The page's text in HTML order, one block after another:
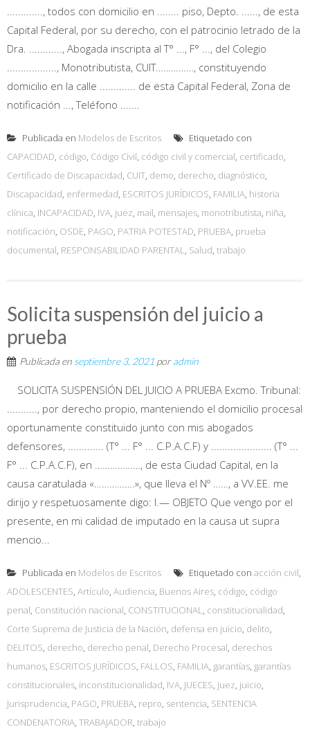
............., todos con domicilio en ........ piso, Depto. ......, de esta
Capital Federal, por su derecho, con el patrocinio letrado de la
Dra. ............, Abogada inscripta al T° ..., F° ..., del Colegio
.................., Monotributista, CUIT……………, constituyendo
domicilio en la calle ............. de esta Capital Federal, Zona de
notificación ..., Teléfono .......
Publicada en Modelos de Escritos
Etiquetado con
CAPACIDAD, código, Código Civil, código civil y comercial, certificado,
Certificado de Discapacidad, CUIT, demo, derecho, diagnóstico,
Discapacidad, enfermedad, ESCRITOS JURÍDICOS, FAMILIA, historia
clínica, INCAPACIDAD, IVA, juez, mail, mensajes, monotributista, niña,
notificación, OSDE, PAGO, PATRIA POTESTAD, PRUEBA, prueba
documental, RESPONSABILIDAD PARENTAL, Salud, trabajo
Solicita suspensión del juicio a
prueba
Publicada en septiembre 3, 2021 poradmin
SOLICITA SUSPENSIÓN DEL JUICIO A PRUEBA Excmo. Tribunal:
..........., por derecho propio, manteniendo el domicilio procesal
oportunamente constituido junto con mis abogados
defensores, ............. (T° ... F° ... C.P.A.C.F) y ...................... (T° ...
F° ... C.P.A.C.F), en ………………, de esta Ciudad Capital, en la
causa caratulada «…………….», que lleva el Nº ……, a VV.EE. me
dirijo y respetuosamente digo: I.— OBJETO Que vengo por el
presente, en mi calidad de imputado en la causa ut supra
mencio...
Publicada en Modelos de Escritos Etiquetado con acción civil,
ADOLESCENTES, Artículo, Audiencia, Buenos Aires, código, código
penal, Constitución nacional, CONSTITUCIONAL, constitucionalidad,
Corte Suprema de Justicia de la Nación, defensa en juicio, delito,
DELITOS, derecho, derecho penal, Derecho Procesal, derechos
humanos, ESCRITOS JURÍDICOS, FALLOS, FAMILIA, garantías, garantías
constitucionales, inconstitucionalidad, IVA, JUECES, juez, juicio,
Jurisprudencia, PAGO, PRUEBA, repro, sentencia, SENTENCIA
CONDENATORIA, TRABAJADOR, trabajo